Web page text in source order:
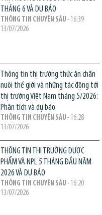
THÁNG 6 VÀ DỰ BÁO
THÔNG TIN CHUYÊN SÂU - 16:39
13/07/2026
Thông tin thị trường thức ăn chăn
nuôi thế giới và những tác động tới
thị trường Việt Nam tháng 5/2026:
Phân tích và dự báo
THÔNG TIN CHUYÊN SÂU - 16:28
13/07/2026
THÔNG TIN THỊ TRƯỜNG DƯỢC
PHẨM VÀ NPL 5 THÁNG ĐẦU NĂM
2026 VÀ DỰ BÁO
THÔNG TIN CHUYÊN SÂU - 16:20
13/07/2026